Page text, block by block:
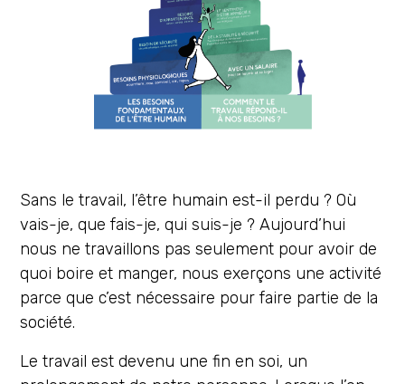
Sans le travail, l’être humain est-il perdu ? Où
vais-je, que fais-je, qui suis-je ? Aujourd’hui
nous ne travaillons pas seulement pour avoir de
quoi boire et manger, nous exerçons une activité
parce que c’est nécessaire pour faire partie de la
société.
Le travail est devenu une fin en soi, un